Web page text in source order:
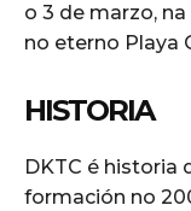
o 3 de marzo,
no eterno Playa
HISTORIA
DKTC é historia
formación no